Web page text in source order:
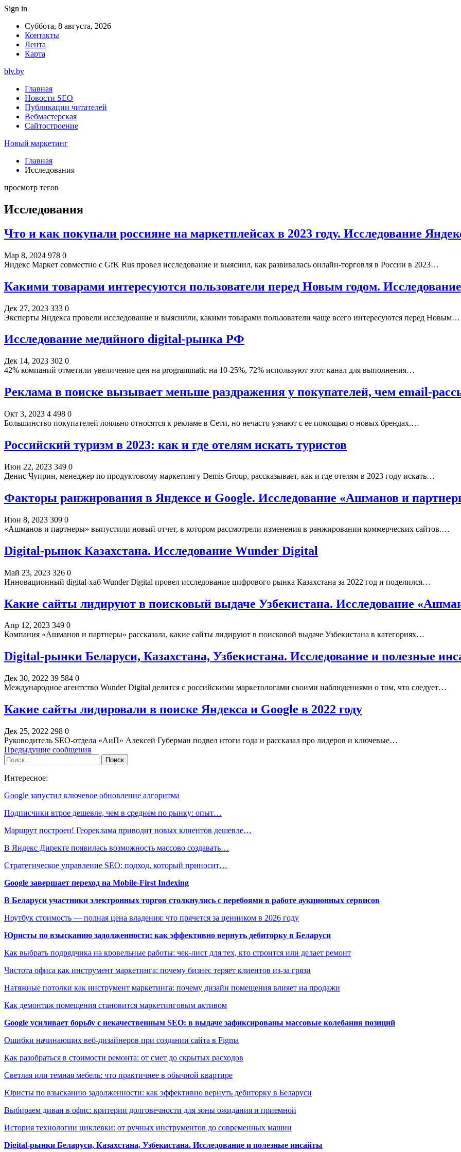
Sign in
Суббота, 8 августа, 2026
Контакты
Лента
Карта
blv.by
Главная
Новости SEO
Публикации читателей
Вебмастерская
Сайтостроение
Новый маркетинг
Главная
Исследования
просмотр тегов
Исследования
Что и как покупали россияне на маркетплейсах в 2023 году. Исследование
Мар 8, 2024 978 0
Яндекс Маркет совместно с GfK Rus провел исследование и выяснил, как развивалась онлайн-торговля в России в 2023…
Какими товарами интересуются пользователи перед Новым годом.
Дек 27, 2023 333 0
Эксперты Яндекса провели исследование и выяснили, какими товарами пользователи чаще всего интересуются перед Новым…
Исследование медийного digital-рынка РФ
Дек 14, 2023 302 0
42% компаний отметили увеличение цен на programmatic на 10-25%, 72% используют этот канал для выполнения…
Реклама в поиске вызывает меньше раздражения у покупателей, чем email-
Окт 3, 2023 4 498 0
Большинство покупателей лояльно относятся к рекламе в Сети, но нечасто узнают с ее помощью о новых брендах.…
Российский туризм в 2023: как и где отелям искать туристов
Июн 22, 2023 349 0
Денис Чуприн, менеджер по продуктовому маркетингу Demis Group, рассказывает, как и где отелям в 2023 году искать…
Факторы ранжирования в Яндексе и Google. Исследование «Ашманов и
Июн 8, 2023 309 0
«Ашманов и партнеры» выпустили новый отчет, в котором рассмотрели изменения в ранжировании коммерчеcких сайтов.…
Digital-рынок Казахстана. Исследование Wunder Digital
Май 23, 2023 326 0
Инновационный digital-хаб Wunder Digital провел исследование цифрового рынка Казахстана за 2022 год и поделился…
Какие сайты лидируют в поисковый выдаче Узбекистана. Исследование
Апр 12, 2023 349 0
Компания «Ашманов и партнеры» рассказала, какие сайты лидируют в поисковой выдаче Узбекистана в категориях…
Digital-рынки Беларуси, Казахстана, Узбекистана. Исследование и полезные
Дек 30, 2022 39 584 0
Международное агентство Wunder Digital делится с российскими маркетологами своими наблюдениями о том, что следует…
Какие сайты лидировали в поиске Яндекса и Google в 2022 году
Дек 25, 2022 298 0
Руководитель SEO-отдела «АиП» Алексей Губерман подвел итоги года и рассказал про лидеров и ключевые…
Предыдущие сообщения
Интересное:
Google запустил ключевое обновление алгоритма
Подписчики втрое дешевле, чем в среднем по рынку: опыт…
Маршрут построен! Геореклама приводит новых клиентов дешевле…
В Яндекс Директе появилась возможность массово создавать…
Стратегическое управление SEO: подход, который приносит…
Google завершает переход на Mobile-First Indexing
В Беларуси участники электронных торгов столкнулись с перебоями в работе аукционных сервисов
Ноутбук стоимость — полная цена владения: что прячется за ценником в 2026 году
Юристы по взысканию задолженности: как эффективно вернуть дебиторку в Беларуси
Как выбрать подрядчика на кровельные работы: чек-лист для тех, кто строится или делает ремонт
Чистота офиса как инструмент маркетинга: почему бизнес теряет клиентов из-за грязи
Натяжные потолки как инструмент маркетинга: почему дизайн помещения влияет на продажи
Как демонтаж помещения становится маркетинговым активом
Google усиливает борьбу с некачественным SEO: в выдаче зафиксированы массовые колебания позиций
Ошибки начинающих веб-дизайнеров при создании сайта в Figma
Как разобраться в стоимости ремонта: от смет до скрытых расходов
Светлая или темная мебель: что практичнее в обычной квартире
Юристы по взысканию задолженности: как эффективно вернуть дебиторку в Беларуси
Выбираем диван в офис: критерии долговечности для зоны ожидания и приемной
История технологии циклевки: от ручных инструментов до современных машин
Digital-рынки Беларуси, Казахстана, Узбекистана. Исследование и полезные инсайты